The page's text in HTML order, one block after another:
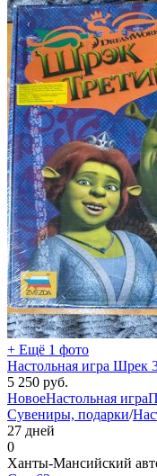
+ Ещё 1 фото
Настольная игра Шрек
5 250 руб.
НовоеНастольная игра
Сувениры, подарки/
27 дней
0
Ханты-Мансийский